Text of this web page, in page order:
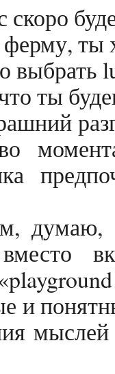
скоро
ты
выбрать
ты
думаю,
и